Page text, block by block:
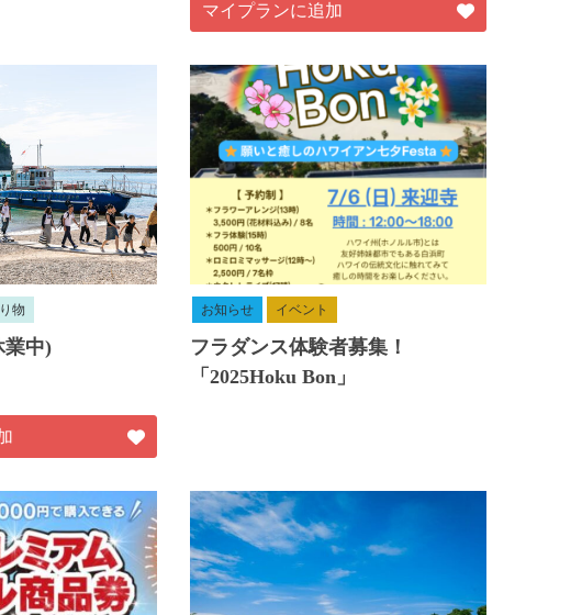
マイプランに追加
物
業中)
お知らせ イベント
フラダンス体験者募集！
「2025Hoku Bon」